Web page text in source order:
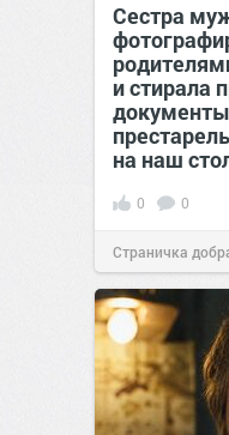
Сестра
и стирала
на наш
0 0
Страничка
позитива!00:29